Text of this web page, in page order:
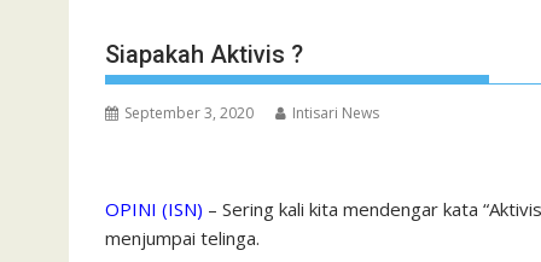
Siapakah Aktivis ?
September 3, 2020 Intisari News
OPINI (ISN) – Sering kali kita mendengar kata
menjumpai telinga.